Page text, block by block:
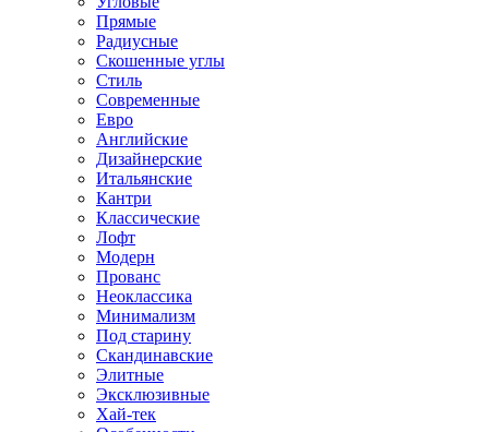
Прямые
Радиусные
Скошенные углы
Стиль
Современные
Евро
Английские
Дизайнерские
Итальянские
Кантри
Классические
Лофт
Модерн
Прованс
Неоклассика
Минимализм
Под старину
Скандинавские
Элитные
Эксклюзивные
Хай-тек